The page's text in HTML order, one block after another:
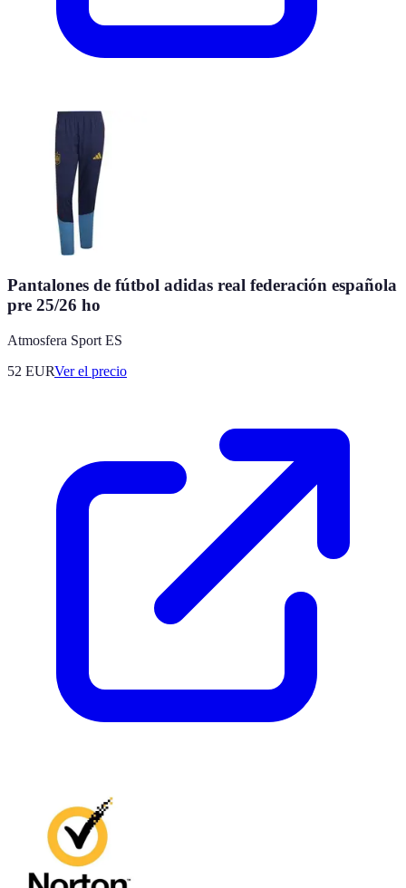
Pantalones de fútbol adidas real federación española
pre 25/26 ho
Atmosfera Sport ES
52 EURVer el precio